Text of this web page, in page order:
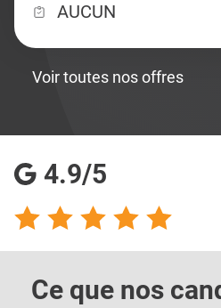
AUCUN
Voir toutes nos offres
4.9/5
Ce que nos